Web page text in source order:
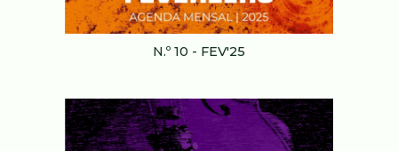
N.º 10 - FEV'25